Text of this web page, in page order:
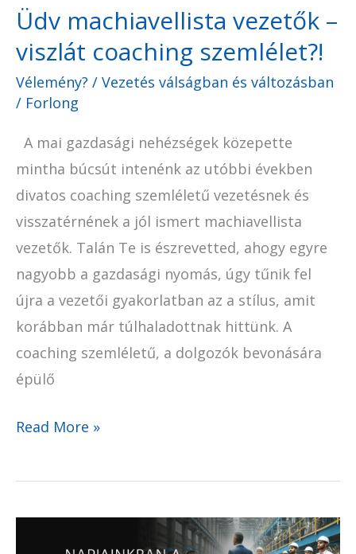
Üdv machiavellista vezetők –
viszlát coaching szemlélet?!
Vélemény? / Vezetés válságban és változásban
/ Forlong
A mai gazdasági nehézségek közepette
mintha búcsút intenénk az utóbbi években
divatos coaching szemléletű vezetésnek és
visszatérnének a jól ismert machiavellista
vezetők. Talán Te is észrevetted, ahogy egyre
nagyobb a gazdasági nyomás, úgy tűnik fel
újra a vezetői gyakorlatban az a stílus, amit
korábban már túlhaladottnak hittünk. A
coaching szemléletű, a dolgozók bevonására
épülő
Read More »